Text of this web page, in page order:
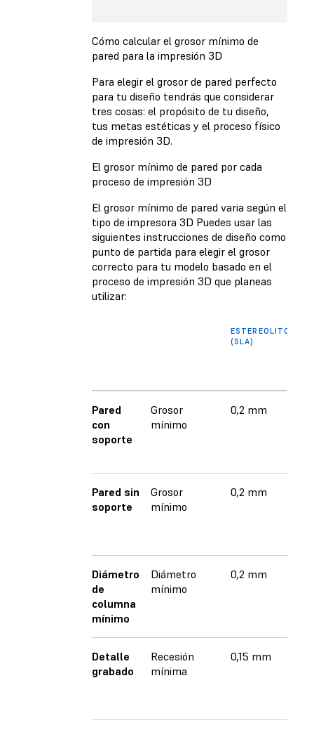
Cómo calcular el grosor mínimo de
pared para la impresión 3D
Para elegir el grosor de pared perfecto
para tu diseño tendrás que considerar
tres cosas: el propósito de tu diseño,
tus metas estéticas y el proceso físico
de impresión 3D.
El grosor mínimo de pared por cada
proceso de impresión 3D
El grosor mínimo de pared varia según el
tipo de impresora 3D Puedes usar las
siguientes instrucciones de diseño como
punto de partida para elegir el grosor
correcto para tu modelo basado en el
proceso de impresión 3D que planeas
utilizar:
(SLA)
Pared
con
soporte
Grosor
mínimo
0,2 mm
Pared sin
soporte
Grosor
mínimo
0,2 mm
Diámetro
de
columna
mínimo
Diámetro
mínimo
0,2 mm
Detalle
grabado
Recesión
mínima
0,15 mm